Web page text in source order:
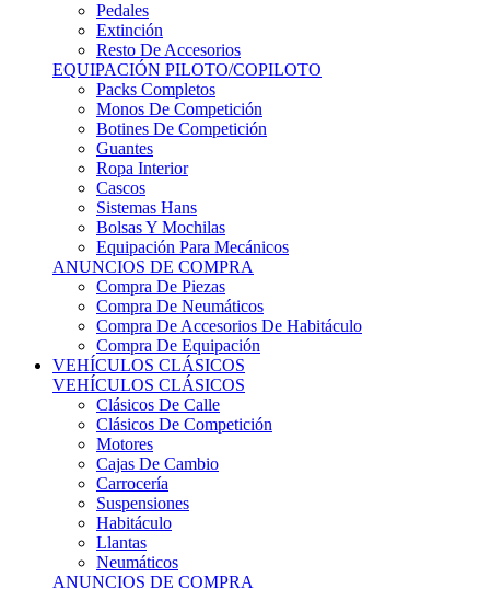
Compra De Neumáticos
Compra De Accesorios De Habitáculo
Compra De Equipación
VEHÍCULOS CLÁSICOS
VEHÍCULOS CLÁSICOS
Clásicos De Calle
Clásicos De Competición
Motores
Cajas De Cambio
Carrocería
Suspensiones
Habitáculo
Llantas
Neumáticos
ANUNCIOS DE COMPRA
Compra De Competición
Compra De Calle
Compra De Piezas
KARTING
KARTING
Karts Completos Alevín
Karts Completos Cadete
Karts Completos Junior
Karts Completos Senior
Superkart
Karts Completos Hobbye
Remolques
PIEZAS Y EQUIPACIONES
Mecanica
Chasis Y Repuestos